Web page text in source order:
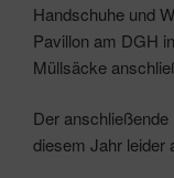
Handschuhe und
Pavillon am DGH
Müllsäcke
Der
diesem Jahr leider